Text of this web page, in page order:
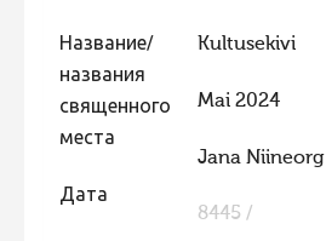
Фотоконкурс 2016
Фотоконкурс 2015
Фотоконкурс 2013
Фотоконкурс 2012
Название/
названия
священного
места
Kultusekivi
Дата
Mai 2024
Jana Niineorg
8445 /